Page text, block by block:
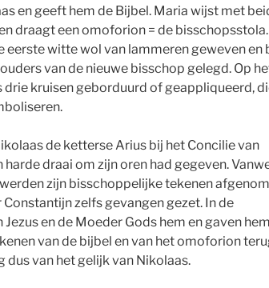
en geeft hem de Bijbel. Maria wijst met
draagt een omoforion = de bisschopsstola.
eerste witte wol van lammeren geweven en
van de nieuwe bisschop gelegd. Op
kruisen geborduurd of geappliqueerd,
de ketterse Arius bij het Concilie van
harde draai om zijn oren had gegeven.
zijn bisschoppelijke tekenen
zelfs gevangen gezet. In de
en de Moeder Gods hem en gaven hem
van de bijbel en van het omoforion
dus van het gelijk van Nikolaas.